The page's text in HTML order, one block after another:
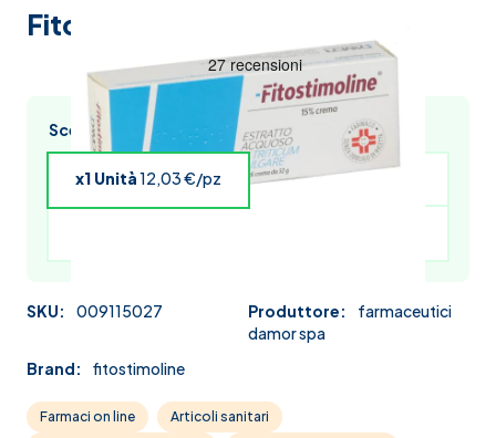
Fitostimoline 15% Crema 32g
Scegli l’acquisto multiplo e risparmia
x1 Unità12,03 €/pz x4 Unità11,79 €/pz
SKU: 009115027 Produttore:
farmaceutici
damor spa
Brand:
fitostimoline
Farmaci on line
Articoli sanitari